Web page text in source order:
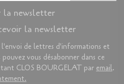
la newsletter
la newsletter
de lettres d'informations et
vous désabonner dans ce
CLOS BOURGELAT par email.